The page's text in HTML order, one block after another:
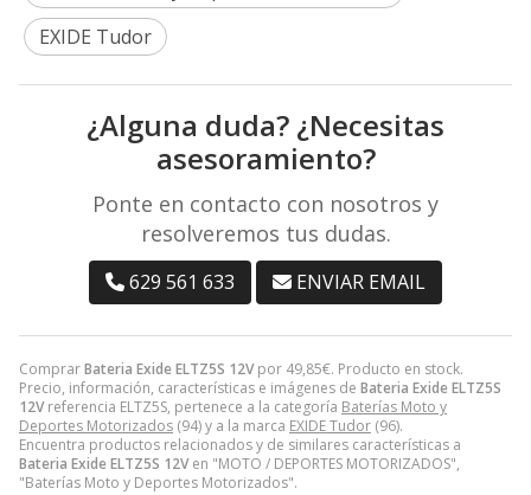
ComprarBateria Exide ELTZ5S 12Vpor 49,85€. Producto en stock.
Precio, información, características e imágenes de Bateria Exide ELTZ5S
12Vreferencia ELTZ5S, pertenece a la categoría Baterías Moto y
Deportes Motorizados (94) y a la marca EXIDE Tudor (96).
Encuentra productos relacionados y de similares características a
Bateria Exide ELTZ5S 12Ven "MOTO / DEPORTES MOTORIZADOS",
"Baterías Moto y Deportes Motorizados".
EXIDE Tudor
¿Alguna duda? ¿Necesitas
asesoramiento?
Ponte en contacto con nosotros y
resolveremos tus dudas.
629 561 633 ENVIAR EMAIL